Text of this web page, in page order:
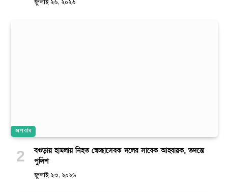
জুলাই ২৬, ২০২৬
অপরাধ
বগুড়ায় হামলায় নিহত স্বেচ্ছাসেবক দলের সাবেক আহ্বায়ক, তদন্তে
পুলিশ
জুলাই ২৩, ২০২৬